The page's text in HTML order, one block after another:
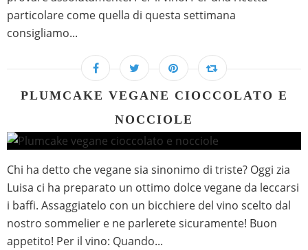
particolare come quella di questa settimana
consigliamo...
PLUMCAKE VEGANE CIOCCOLATO E
NOCCIOLE
Chi ha detto che vegane sia sinonimo di triste? Oggi zia
Luisa ci ha preparato un ottimo dolce vegane da leccarsi
i baffi. Assaggiatelo con un bicchiere del vino scelto dal
nostro sommelier e ne parlerete sicuramente! Buon
appetito! Per il vino: Quando...